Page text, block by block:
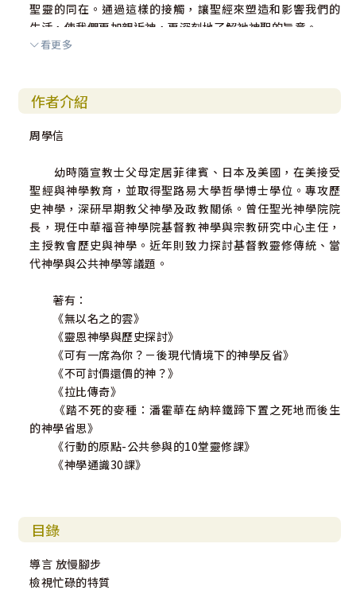
聖靈的同在。通過這樣的接觸，讓聖經來塑造和影響我們的
生活，使我們更加親近神，更深刻地了解祂神聖的旨意。
們，這不僅僅是一種智力上的鍛鍊，也是一次由聖靈引導的
屬靈之旅。當我們以敬畏和謙卑的心態接近聖經時，我們敞
開自己，讓聖靈的轉化力量聖化文字和讀者。
本書吸納豐富的基督教傳統，根植於聖經是神所默示的
信念，並且持續成為神聖啟示的活躍泉源。正是在聖經的書
頁中，我們遇見了神豐富的愛，這愛透過耶穌基督的生命、
死亡和復活所揭示。三位一體的本質深植於聖經的內容，而
靈閱邀請我們參與在父、子、聖靈的神聖舞蹈之中。
以祈禱和默想的方式來與神聖的經文相互交融。它是一個邀
請，讓我們進入與上帝深刻的交通之中，讓祂的聲音對我們
的心說話，轉化我們的生命。靈閱並不是一種嚴格的解釋方
法，而是溫和地引導、帶領我們在閱讀的文字中遇見上帝真
實的同在。
在現代繁忙和紛亂的生活形態下，靈閱的操練往往被忽
視了。然而，它擁有巨大的潛力，能夠塑造和滋養我們的靈
性旅程。它呼喚我們超越僅為獲取信息而讀，要去擁抱閱讀
以培養思想，讓聖經將我們形塑成基督的樣式。 願你帶著一
願靈閱的轉化力喚醒你的靈魂、堅固你的 信仰，讓你有力量
活出神所期盼的豐盛生命。 懷著感激之情，我們回顧靈閱造
就了基督教傳統的傳 承，同時抱著希望，期待它所帶來的轉
化力量能影響我們 每個人。因此，願此書成為你屬靈朝聖的
看更多
作者介紹
周學信
幼時隨宣教士父母定居菲律賓、日本及美國，在美接受
聖經與神學教育，並取得聖路易大學哲學博士學位。專攻歷
史神學，深研早期教父神學及政教關係。曾任聖光神學院院
長，現任中華福音神學院基督教神學與宗教研究中心主任，
主授教會歷史與神學。近年則致力探討基督教靈修傳統、當
代神學與公共神學等議題。
著有：
《無以名之的雲》
《靈恩神學與歷史探討》
《可有一席為你？－後現代情境下的神學反省》
《不可討價還價的神？》
《拉比傳奇》
《踏不死的麥種：潘霍華在納粹鐵蹄下置之死地而後生
的神學省思》
《行動的原點-公共參與的10堂靈修課》
《神學通識30課》
目錄
導言 放慢腳步
檢視忙碌的特質